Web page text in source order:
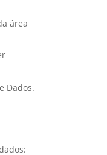
área
Dados.